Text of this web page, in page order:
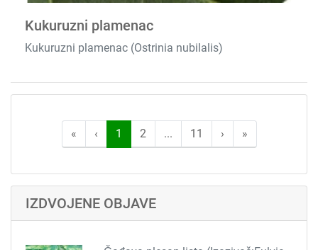
Kukuruzni plamenac
Kukuruzni plamenac (Ostrinia nubilalis)
« ‹ 1 2 ... 11 › »
IZDVOJENE OBJAVE